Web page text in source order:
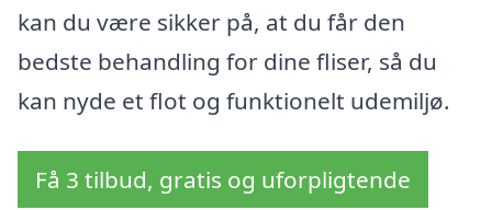
kan du være sikker på, at du får den
bedste behandling for dine fliser, så du
kan nyde et flot og funktionelt udemiljø.
Få 3 tilbud, gratis og uforpligtende